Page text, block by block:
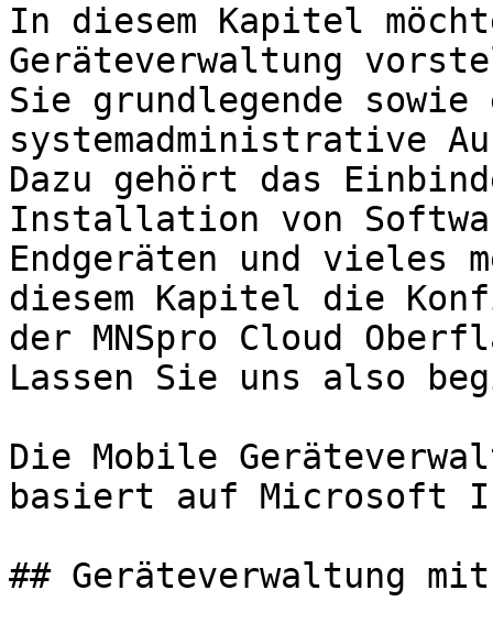
In diesem Kapitel
Geräteverwaltung
Sie grundlegende
systemadministrative
Dazu gehört das
Installation von
Endgeräten und vieles
diesem Kapitel die
der MNSpro Cloud
Lassen Sie uns also
Die Mobile
basiert auf Microsoft
## Geräteverwaltung mit